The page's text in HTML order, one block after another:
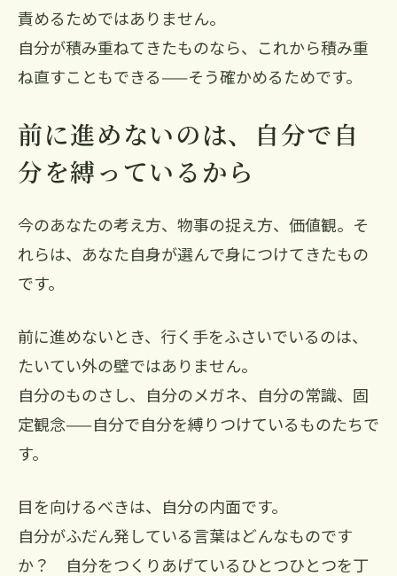
責めるためではありません。
自分が積み重ねてきたものなら、これから積み重
ね直すこともできる——そう確かめるためです。
前に進めないのは、自分で自
分を縛っているから
今のあなたの考え方、物事の捉え方、価値観。そ
れらは、あなた自身が選んで身につけてきたもの
です。
前に進めないとき、行く手をふさいでいるのは、
たいてい外の壁ではありません。
自分のものさし、自分のメガネ、自分の常識、固
定観念——自分で自分を縛りつけているものたちで
す。
目を向けるべきは、自分の内面です。
自分がふだん発している言葉はどんなものです
か？ 自分をつくりあげているひとつひとつを丁